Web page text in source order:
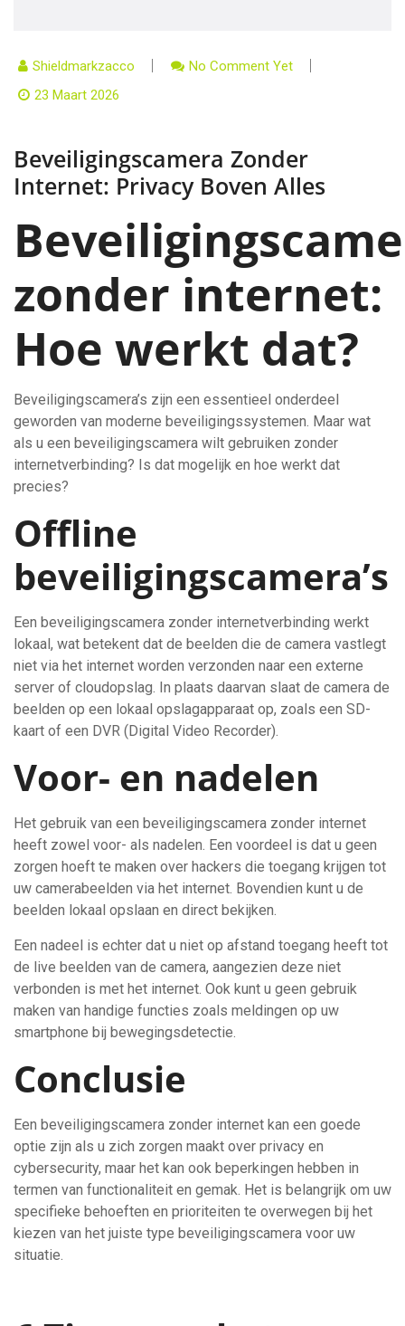
Shieldmarkzacco
No Comment Yet
23 Maart 2026
Beveiligingscamera Zonder
Internet: Privacy Boven Alles
zonder internet:
Hoe werkt dat?
Beveiligingscamera’s zijn een essentieel onderdeel
geworden van moderne beveiligingssystemen. Maar wat
als u een beveiligingscamera wilt gebruiken zonder
internetverbinding? Is dat mogelijk en hoe werkt dat
precies?
Offline
beveiligingscamera’s
Een beveiligingscamera zonder internetverbinding werkt
lokaal, wat betekent dat de beelden die de camera vastlegt
niet via het internet worden verzonden naar een externe
server of cloudopslag. In plaats daarvan slaat de camera de
beelden op een lokaal opslagapparaat op, zoals een SD-
kaart of een DVR (Digital Video Recorder).
Voor- en nadelen
Het gebruik van een beveiligingscamera zonder internet
heeft zowel voor- als nadelen. Een voordeel is dat u geen
zorgen hoeft te maken over hackers die toegang krijgen tot
uw camerabeelden via het internet. Bovendien kunt u de
beelden lokaal opslaan en direct bekijken.
Een nadeel is echter dat u niet op afstand toegang heeft tot
de live beelden van de camera, aangezien deze niet
verbonden is met het internet. Ook kunt u geen gebruik
maken van handige functies zoals meldingen op uw
smartphone bij bewegingsdetectie.
Conclusie
Een beveiligingscamera zonder internet kan een goede
optie zijn als u zich zorgen maakt over privacy en
cybersecurity, maar het kan ook beperkingen hebben in
termen van functionaliteit en gemak. Het is belangrijk om uw
specifieke behoeften en prioriteiten te overwegen bij het
kiezen van het juiste type beveiligingscamera voor uw
situatie.